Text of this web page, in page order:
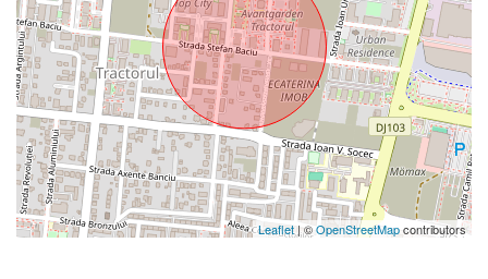
Leaflet| ©OpenStreetMapcontributors